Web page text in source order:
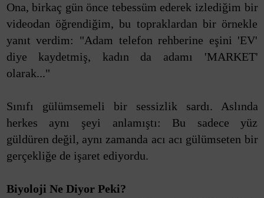
Ona, birkaç gün önce tebessüm ederek izlediğim bir
videodan öğrendiğim, bu topraklardan bir örnekle
yanıt verdim: "Adam telefon rehberine eşini 'EV'
diye kaydetmiş, kadın da adamı 'MARKET'
olarak..."
Sınıfı gülümsemeli bir sessizlik sardı. Aslında
herkes aynı şeyi anlamıştı: Bu sadece yüz
güldüren değil, aynı zamanda acı acı gülümseten bir
gerçekliğe de işaret ediyordu.
Biyoloji Ne Diyor Peki?